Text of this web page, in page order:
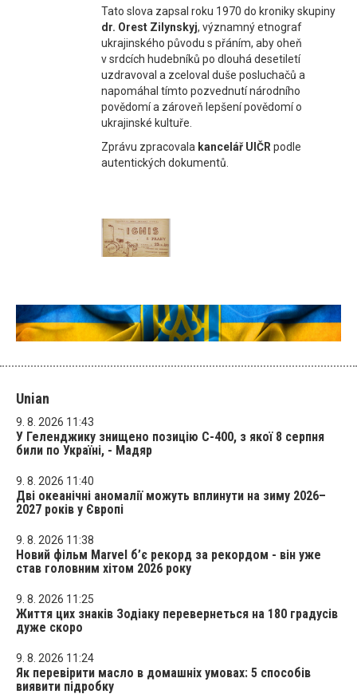
Tato slova zapsal roku 1970 do kroniky skupiny
dr. Orest Zilynskyj, významný etnograf
ukrajinského původu s přáním, aby oheň
v srdcích hudebníků po dlouhá desetiletí
uzdravoval a zceloval duše posluchačů a
napomáhal tímto pozvednutí národního
povědomí a zároveň lepšení povědomí o
ukrajinské kultuře.
Zprávu zpracovala kancelář UIČRpodle
autentických dokumentů.
Unian
9. 8. 2026 11:43
У Геленджику знищено позицію С-400, з якої 8 серпня
били по Україні, - Мадяр
9. 8. 2026 11:40
Дві океанічні аномалії можуть вплинути на зиму 2026–
2027 років у Європі
9. 8. 2026 11:38
Новий фільм Marvel б’є рекорд за рекордом - він уже
став головним хітом 2026 року
9. 8. 2026 11:25
Життя цих знаків Зодіаку перевернеться на 180 градусів
дуже скоро
9. 8. 2026 11:24
Як перевірити масло в домашніх умовах: 5 способів
виявити підробку